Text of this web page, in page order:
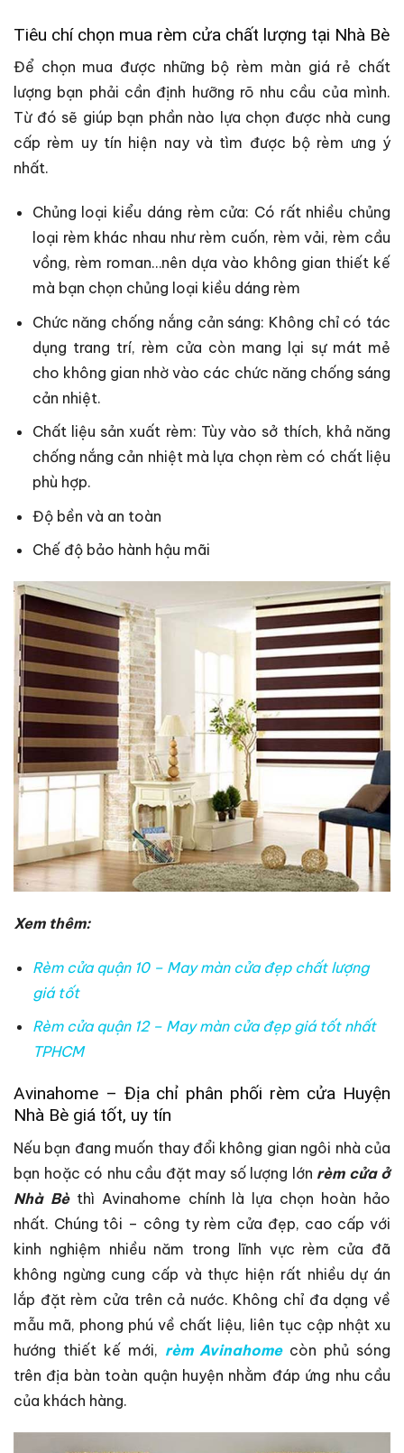
Tiêu chí chọn mua rèm cửa chất lượng tại Nhà Bè
Để chọn mua được những bộ rèm màn giá rẻ chất
lượng bạn phải cần định hưỡng rõ nhu cầu của mình.
Từ đó sẽ giúp bạn phần nào lựa chọn được nhà cung
cấp rèm uy tín hiện nay và tìm được bộ rèm ưng ý
nhất.
Chủng loại kiểu dáng rèm cửa: Có rất nhiều chủng
loại rèm khác nhau như rèm cuốn, rèm vải, rèm cầu
vồng, rèm roman…nên dựa vào không gian thiết kế
mà bạn chọn chủng loại kiều dáng rèm
Chức năng chống nắng cản sáng: Không chỉ có tác
dụng trang trí, rèm cửa còn mang lại sự mát mẻ
cho không gian nhờ vào các chức năng chống sáng
cản nhiệt.
Chất liệu sản xuất rèm: Tùy vào sở thích, khả năng
chống nắng cản nhiệt mà lựa chọn rèm có chất liệu
phù hợp.
Độ bền và an toàn
Chế độ bảo hành hậu mãi
Xem thêm:
Rèm cửa quận 10 – May màn cửa đẹp chất lượng
giá tốt
Rèm cửa quận 12 – May màn cửa đẹp giá tốt nhất
TPHCM
Avinahome – Địa chỉ phân phối rèm cửa Huyện
Nhà Bè giá tốt, uy tín
Nếu bạn đang muốn thay đổi không gian ngôi nhà của
bạn hoặc có nhu cầu đặt may số lượng lớn rèm cửa ở
Nhà Bèthì Avinahome chính là lựa chọn hoàn hảo
nhất. Chúng tôi – công ty rèm cửa đẹp, cao cấp với
kinh nghiệm nhiều năm trong lĩnh vực rèm cửa đã
không ngừng cung cấp và thực hiện rất nhiều dự án
lắp đặt rèm cửa trên cả nước. Không chỉ đa dạng về
mẫu mã, phong phú về chất liệu, liên tục cập nhật xu
hướng thiết kế mới, rèm Avinahomecòn phủ sóng
trên địa bàn toàn quận huyện nhằm đáp ứng nhu cầu
của khách hàng.